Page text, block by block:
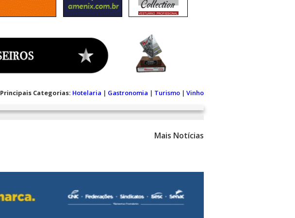
Principais Categorias: Hotelaria | Gastronomia | Turismo | Vinho
Mais Notícias